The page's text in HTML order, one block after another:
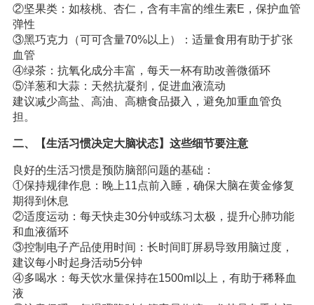
②坚果类：如核桃、杏仁，含有丰富的维生素E，保护血管
弹性
③黑巧克力（可可含量70%以上）：适量食用有助于扩张
血管
④绿茶：抗氧化成分丰富，每天一杯有助改善微循环
⑤洋葱和大蒜：天然抗凝剂，促进血液流动
建议减少高盐、高油、高糖食品摄入，避免加重血管负
担。
二、【生活习惯决定大脑状态】这些细节要注意
良好的生活习惯是预防脑部问题的基础：
①保持规律作息：晚上11点前入睡，确保大脑在黄金修复
期得到休息
②适度运动：每天快走30分钟或练习太极，提升心肺功能
和血液循环
③控制电子产品使用时间：长时间盯屏易导致用脑过度，
建议每小时起身活动5分钟
④多喝水：每天饮水量保持在1500ml以上，有助于稀释血
液